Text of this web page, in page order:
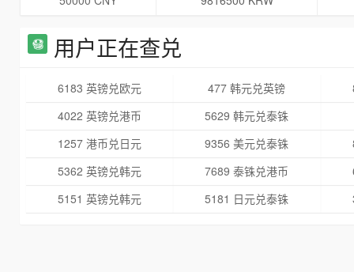
用户正在查兑
6183 英镑兑欧元 477 韩元兑英镑
4022 英镑兑港币
5629 韩元兑泰铢
1257 港币兑日元
9356 美元兑泰铢
5362 英镑兑韩元
7689 泰铢兑港币
5151 英镑兑韩元
5181 日元兑泰铢